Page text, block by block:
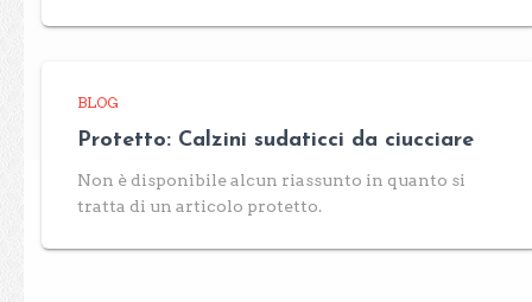
BLOG
Protetto: Calzini sudaticci da ciucciare
Non è disponibile alcun riassunto in quanto si
tratta di un articolo protetto.